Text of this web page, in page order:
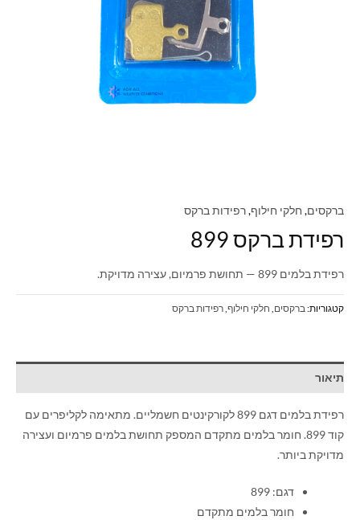
ברקסים, חלקי חילוף,רפידות ברקס
רפידת ברקס 899
רפידת בלמים 899 — תחושת פרמיום, עצירה מדויקת.
קטגוריות:ברקסים, חלקי חילוף,רפידות ברקס
תיאור
רפידת בלמים דגם 899 לקורקינטים חשמליים. מתאימה לקליפרים עם
קוד 899. חומר בלמים מתקדם המספק תחושת בלמים פרמיום ועצירה
מדויקת ביותר.
דגם: 899
חומר בלמים מתקדם